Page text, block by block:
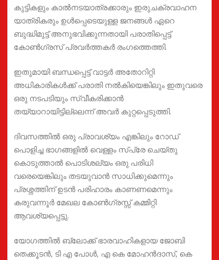
കുട്ടികളും കാൽനടയാത്രക്കാരും ഇരുചക്രവാഹന
യാത്രികരും ഉൾപ്പെടെയുള്ള ജനങ്ങൾ ഏറെ
ബുദ്ധിമുട്ട് അനുഭവിക്കുന്നതായി പരാതിപ്പെട്ട്
കോൺഗ്രസ് പ്രവർത്തകർ രംഗത്തെത്തി.
ഇതുമായി ബന്ധപ്പെട്ട് വാട്ടർ അതോറിറ്റി
അധികാരികൾക്ക് പരാതി നൽകിയെങ്കിലും ഇതുവരെ
ഒരു നടപടിയും സ്വീകരിക്കാൻ
തയ്യാറായിട്ടില്ലെന്ന് അവർ കുറ്റപ്പെടുത്തി.
ദിവസത്തിൽ ഒരു പ്രാവശ്യം എങ്കിലും റോഡ്
പൊളിച്ച ഭാഗങ്ങളിൽ വെള്ളം സ്‌പ്രേ ചെയ്തു
കൊടുത്താൽ പൊടിശല്യം ഒരു പരിധി
വരെയെങ്കിലും തടയുവാൻ സാധിക്കുമെന്നും
പ്രശ്നത്തിന് ഉടൻ പരിഹാരം കാണണമെന്നും
കരുവന്നൂർ മേഖല കോൺഗ്രസ്സ് കമ്മിറ്റി
ആവശ്യപ്പെട്ടു.
യോഗത്തിൽ ബ്ലോക്ക് ഭാരവാഹികളായ ജോബി
തെക്കൂടൻ, ടി എ പോൾ, എ കെ മോഹൻദാസ്, കെ